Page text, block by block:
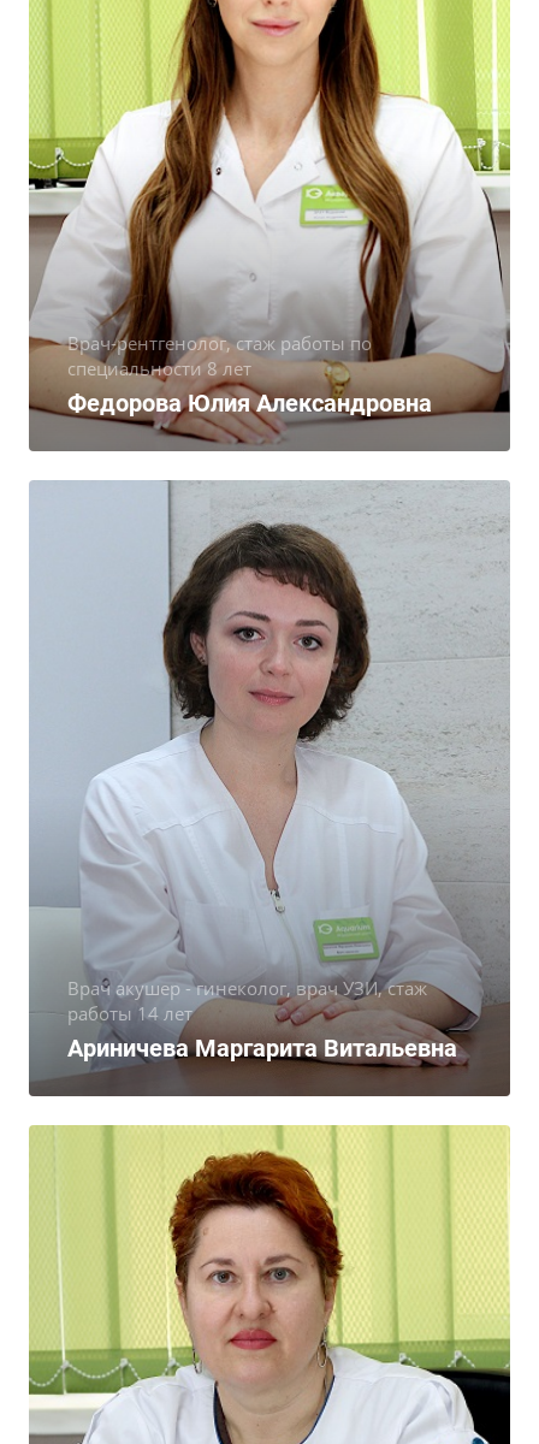
Врач-рентгенолог, стаж работы по
специальности 8 лет
Федорова Юлия Александровна
Врач акушер - гинеколог, врач УЗИ, стаж
работы 14 лет
Ариничева Маргарита Витальевна